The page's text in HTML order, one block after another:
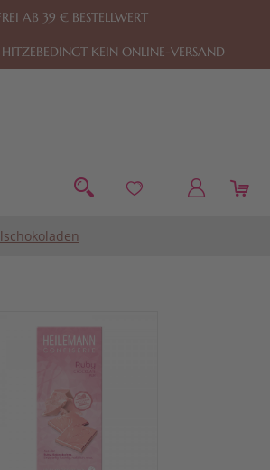
springen Zum Footer springen
AB 39 € BESTELLWERT
KEIN ONLINE-VERSAND